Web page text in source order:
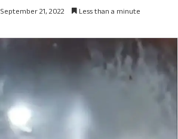
September 21, 2022 Less than a minute